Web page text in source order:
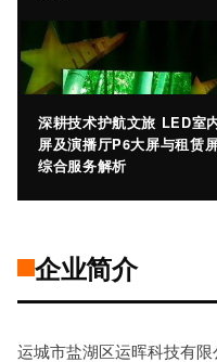
深耕技术护航文旅 LED室
屏及演播厅P6大屏与租赁
综合服务解析
企业简介
运城市盐湖区运晖科技有